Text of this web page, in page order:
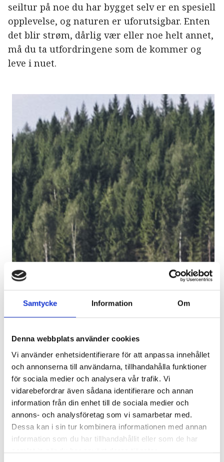
Samtycke Information Om
Denna webbplats använder cookies
Vi använder enhetsidentifierare för att anpassa innehållet
och annonserna till användarna, tillhandahålla funktioner
för sociala medier och analysera vår trafik. Vi
vidarebefordrar även sådana identifierare och annan
information från din enhet till de sociala medier och
annons- och analysföretag som vi samarbetar med.
Dessa kan i sin tur kombinera informationen med annan
information som du har tillhandahållit eller som de har
samlat in när du har använt deras tjänster.
seiltur på noe du har bygget selv er en spesiell
opplevelse, og naturen er uforutsigbar. Enten
det blir strøm, dårlig vær eller noe helt annet,
må du ta utfordringene som de kommer og
leve i nuet.